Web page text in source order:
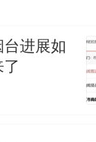
进展如